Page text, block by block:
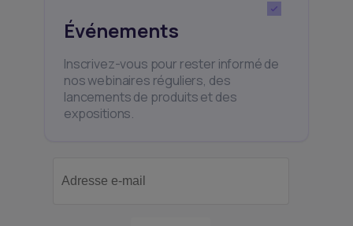
Événements
Inscrivez-vous pour rester informé de
nos webinaires réguliers, des
lancements de produits et des
expositions.